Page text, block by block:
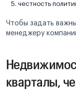
честность
Чтобы задать
менеджеру
кварталы,